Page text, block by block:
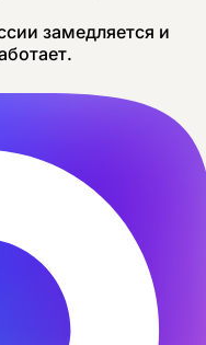
замедляется и